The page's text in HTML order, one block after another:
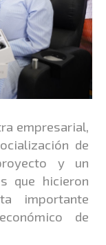
empresarial,
de
y un
que hicieron
importante
de